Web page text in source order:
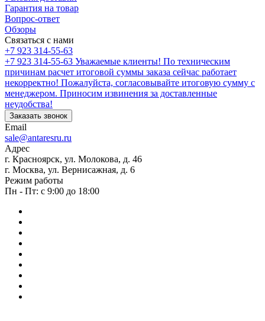
Гарантия на товар
Вопрос-ответ
Обзоры
Связаться с нами
+7 923 314-55-63
+7 923 314-55-63 Уважаемые клиенты! По техническим
причинам расчет итоговой суммы заказа сейчас работает
некорректно! Пожалуйста, согласовывайте итоговую сумму с
менеджером. Приносим извинения за доставленные
неудобства!
Заказать звонок
Email
sale@antaresru.ru
Адрес
г. Красноярск, ул. Молокова, д. 46
г. Москва, ул. Вернисажная, д. 6
Режим работы
Пн - Пт: с 9:00 до 18:00